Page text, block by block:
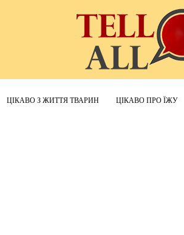
ЦІКАВО З ЖИТТЯ ТВАРИН ЦІКАВО ПРО ЇЖУ